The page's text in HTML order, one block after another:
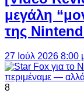
μεγάλη
της
27 Ιούλ 2026 8:00
8